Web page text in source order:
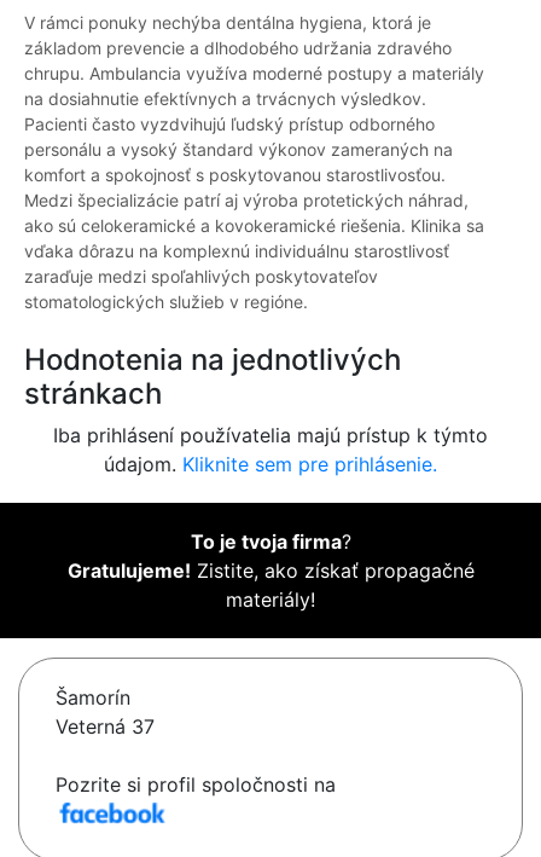
V rámci ponuky nechýba dentálna hygiena, ktorá je
základom prevencie a dlhodobého udržania zdravého
chrupu. Ambulancia využíva moderné postupy a materiály
na dosiahnutie efektívnych a trvácnych výsledkov.
Pacienti často vyzdvihujú ľudský prístup odborného
personálu a vysoký štandard výkonov zameraných na
komfort a spokojnosť s poskytovanou starostlivosťou.
Medzi špecializácie patrí aj výroba protetických náhrad,
ako sú celokeramické a kovokeramické riešenia. Klinika sa
vďaka dôrazu na komplexnú individuálnu starostlivosť
zaraďuje medzi spoľahlivých poskytovateľov
stomatologických služieb v regióne.
Hodnotenia na jednotlivých
stránkach
Iba prihlásení používatelia majú prístup k týmto
údajom. Kliknite sem pre prihlásenie.
To je tvoja firma?
Gratulujeme! Zistite, ako získať propagačné
materiály!
Šamorín
Veterná 37
Pozrite si profil spoločnosti na